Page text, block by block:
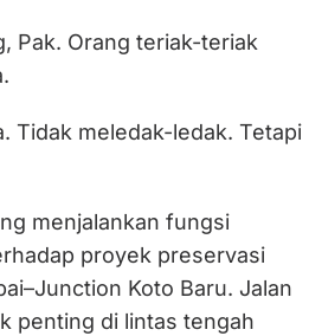
Pak. Orang teriak-teriak
Tidak meledak-ledak. Tetapi
menjalankan fungsi
proyek preservasi
Koto Baru. Jalan
penting di lintas tengah